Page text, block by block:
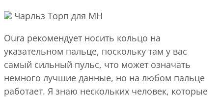
Чарльз Торп для MH
Oura рекомендует носить кольцо на
указательном пальце, поскольку там у вас
самый сильный пульс, что может означать
немного лучшие данные, но на любом пальце
работает. Я знаю нескольких человек, которые